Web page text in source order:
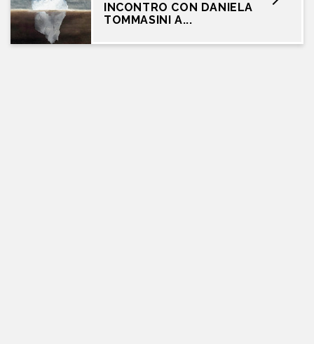
INCONTRO CON DANIELA
TOMMASINI A...